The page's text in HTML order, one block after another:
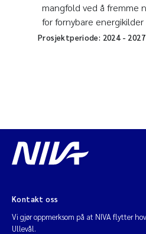
mangfold ved å fremme
for fornybare energikilder
Prosjektperiode: 2024- 2027
Kontakt oss
Vi gjør oppmerksom på at NIVA flytter
Ullevål.